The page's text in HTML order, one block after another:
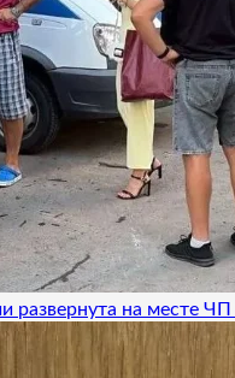
на месте ЧП